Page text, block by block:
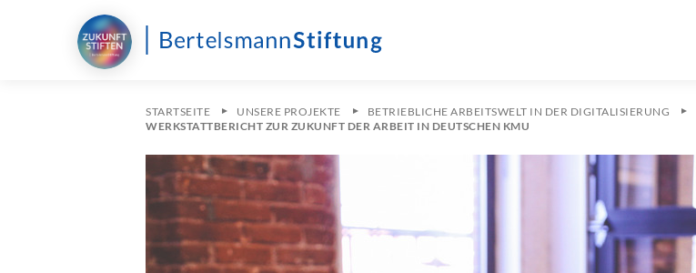
STARTSEITE UNSERE PROJEKTE BETRIEBLICHE ARBEITSWELT IN DER DIGITALISIERUNG
WERKSTATTBERICHT ZUR ZUKUNFT DER ARBEIT IN DEUTSCHEN KMU